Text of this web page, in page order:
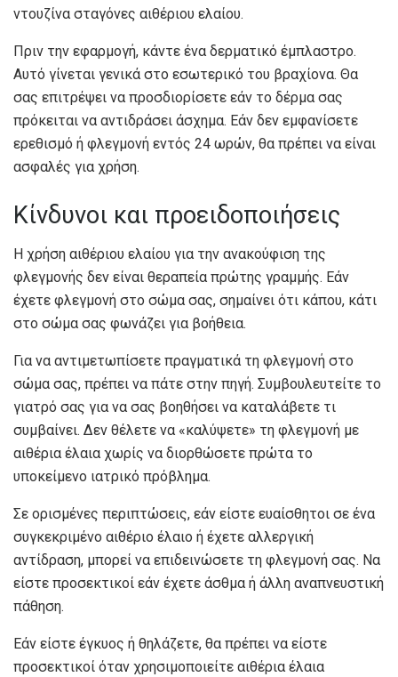
ντουζίνα σταγόνες αιθέριου ελαίου.
Πριν την εφαρμογή, κάντε ένα δερματικό έμπλαστρο.
Αυτό γίνεται γενικά στο εσωτερικό του βραχίονα. Θα
σας επιτρέψει να προσδιορίσετε εάν το δέρμα σας
πρόκειται να αντιδράσει άσχημα. Εάν δεν εμφανίσετε
ερεθισμό ή φλεγμονή εντός 24 ωρών, θα πρέπει να είναι
ασφαλές για χρήση.
Κίνδυνοι και προειδοποιήσεις
Η χρήση αιθέριου ελαίου για την ανακούφιση της
φλεγμονής δεν είναι θεραπεία πρώτης γραμμής. Εάν
έχετε φλεγμονή στο σώμα σας, σημαίνει ότι κάπου, κάτι
στο σώμα σας φωνάζει για βοήθεια.
Για να αντιμετωπίσετε πραγματικά τη φλεγμονή στο
σώμα σας, πρέπει να πάτε στην πηγή. Συμβουλευτείτε το
γιατρό σας για να σας βοηθήσει να καταλάβετε τι
συμβαίνει. Δεν θέλετε να «καλύψετε» τη φλεγμονή με
αιθέρια έλαια χωρίς να διορθώσετε πρώτα το
υποκείμενο ιατρικό πρόβλημα.
Σε ορισμένες περιπτώσεις, εάν είστε ευαίσθητοι σε ένα
συγκεκριμένο αιθέριο έλαιο ή έχετε αλλεργική
αντίδραση, μπορεί να επιδεινώσετε τη φλεγμονή σας. Να
είστε προσεκτικοί εάν έχετε άσθμα ή άλλη αναπνευστική
πάθηση.
Εάν είστε έγκυος ή θηλάζετε, θα πρέπει να είστε
προσεκτικοί όταν χρησιμοποιείτε αιθέρια έλαια